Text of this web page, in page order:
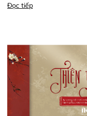
Đọc tiếp